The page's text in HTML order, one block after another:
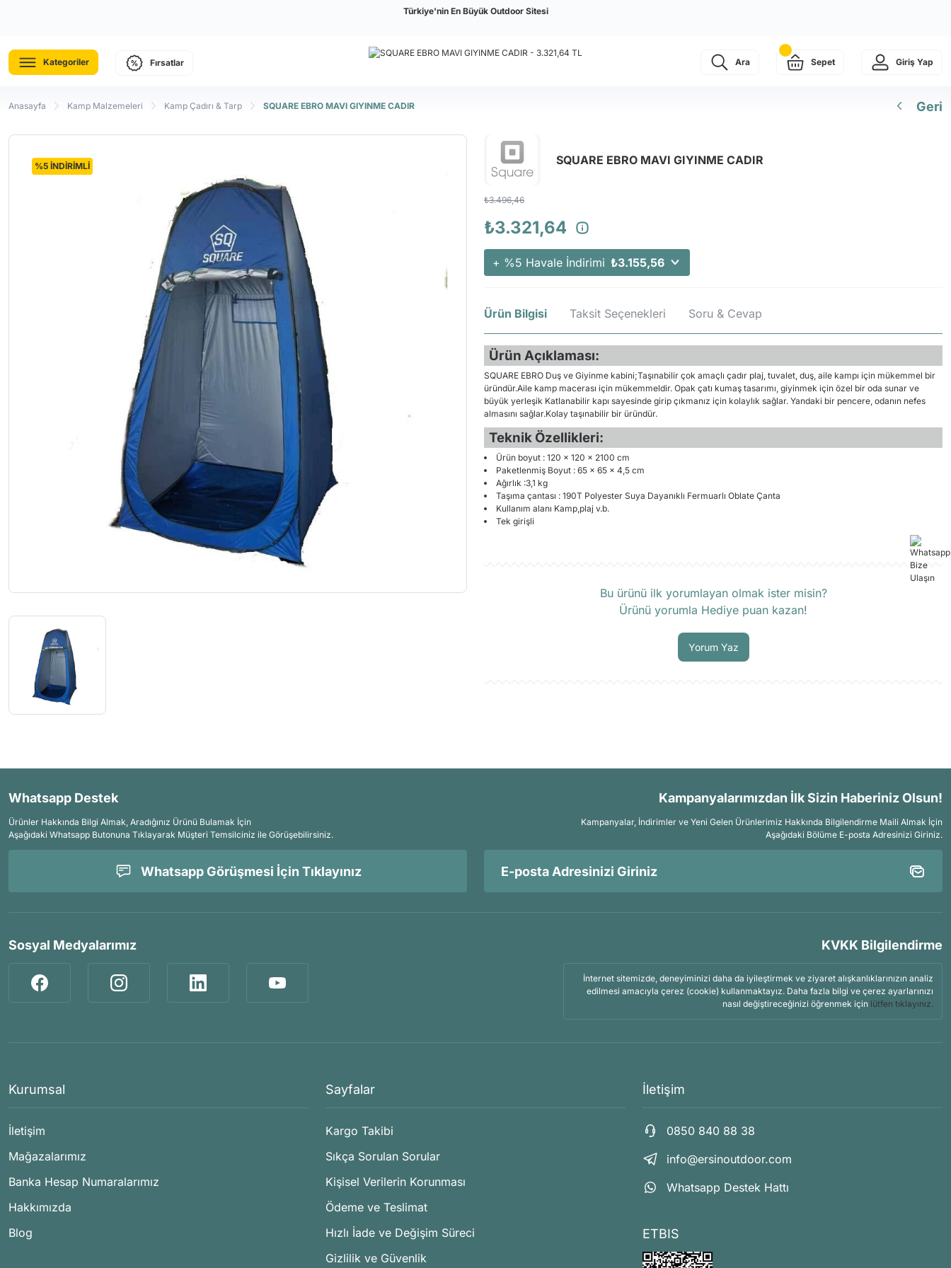
Türkiye'nin En Büyük Outdoor Sitesi
Kategoriler Fırsatlar Ara Sepet Giriş Yap
Anasayfa Kamp Malzemeleri Kamp Çadırı & Tarp SQUARE EBRO MAVI GIYINME CADIR Geri
%5 İNDİRİMLİ SQUARE EBRO MAVI GIYINME CADIR
₺3.496,46
₺3.321,64
+ %5 Havale İndirimi ₺3.155,56
Ürün Bilgisi Taksit Seçenekleri Soru & Cevap
Ürün Açıklaması:
SQUARE EBRO Duş ve Giyinme kabini;Taşınabilir çok amaçlı çadır plaj, tuvalet, duş, aile kampı için mükemmel bir
üründür.Aile kamp macerası için mükemmeldir. Opak çatı kumaş tasarımı, giyinmek için özel bir oda sunar ve
büyük yerleşik Katlanabilir kapı sayesinde girip çıkmanız için kolaylık sağlar. Yandaki bir pencere, odanın nefes
almasını sağlar.Kolay taşınabilir bir üründür.
Teknik Özellikleri:
Ürün boyut : 120 × 120 × 2100 cm
Paketlenmiş Boyut : 65 × 65 x 4,5 cm
Ağırlık :3,1 kg
Taşıma çantası : 190T Polyester Suya Dayanıklı Fermuarlı Oblate Çanta
Kullanım alanı Kamp,plaj v.b.
Tek girişli
Bu ürünü ilk yorumlayan olmak ister misin?
Ürünü yorumla Hediye puan kazan!
Yorum Yaz
Whatsapp Destek
Ürünler Hakkında Bilgi Almak, Aradığınız Ürünü Bulamak İçin
Aşağıdaki Whatsapp Butonuna Tıklayarak Müşteri Temsilciniz ile Görüşebilirsiniz.
Whatsapp Görüşmesi İçin Tıklayınız
Kampanyalarımızdan İlk Sizin Haberiniz Olsun!
Kampanyalar, İndirimler ve Yeni Gelen Ürünlerimiz Hakkında Bilgilendirme Maili Almak İçin
Aşağıdaki Bölüme E-posta Adresinizi Giriniz.
Sosyal Medyalarımız KVKK Bilgilendirme
İnternet sitemizde, deneyiminizi daha da iyileştirmek ve ziyaret alışkanlıklarınızın analiz
edilmesi amacıyla çerez (cookie) kullanmaktayız. Daha fazla bilgi ve çerez ayarlarınızı
nasıl değiştireceğinizi öğrenmek için lütfen tıklayınız.
Kurumsal
İletişim
Mağazalarımız
Banka Hesap Numaralarımız
Hakkımızda
Blog
Sayfalar
Kargo Takibi
Sıkça Sorulan Sorular
Kişisel Verilerin Korunması
Ödeme ve Teslimat
Hızlı İade ve Değişim Süreci
Gizlilik ve Güvenlik
İletişim
0850 840 88 38
info@ersinoutdoor.com
Whatsapp Destek Hattı
ETBIS